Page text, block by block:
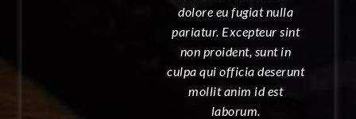
dolore eu fugiat nulla
pariatur. Excepteur sint
non proident, sunt in
culpa qui officia deserunt
mollit anim id est
laborum.